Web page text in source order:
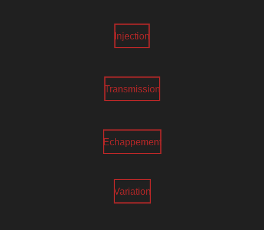
Injection
Transmission
Echappement
Variation